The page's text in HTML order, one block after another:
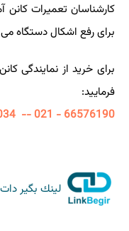
کارشناسان تعمیرات
برای رفع اشکال دستگاه
برای خرید از نمایندگی
فرمایید:
66576190 - 021 -- 66864034 - 021 -- 66857692 - 021
لینك بگیر